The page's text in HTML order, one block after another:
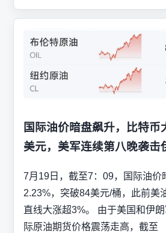
国际油价暗盘飙升，比特币
美元，美军连续第八晚袭击
7月19日，截至7：09，国际油价
2.23%，突破84美元/桶，此前美
直线大涨超3%。 由于美国和伊
际原油期货价格震荡走高，截至